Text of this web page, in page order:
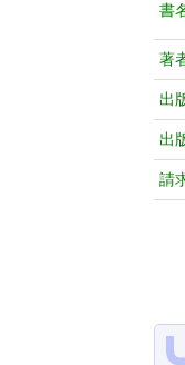
書
著
出
出
請